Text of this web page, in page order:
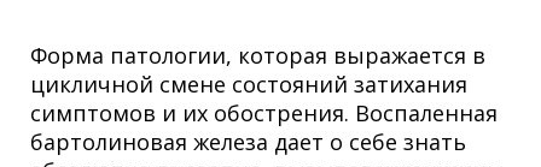
Форма патологии, которая выражается в
цикличной смене состояний затихания
симптомов и их обострения. Воспаленная
бартолиновая железа дает о себе знать